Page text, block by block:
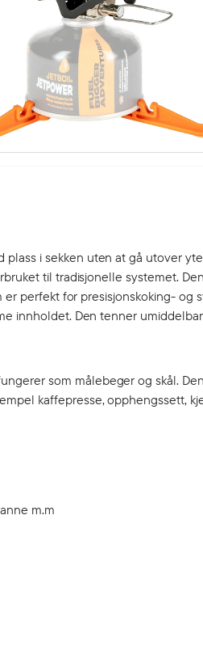
i sekken uten at gå utover
til tradisjonelle systemet.
perfekt for presisjonskoking- og
innholdet. Den tenner
som målebeger og skål.
kaffepresse, opphengssett,
m.m